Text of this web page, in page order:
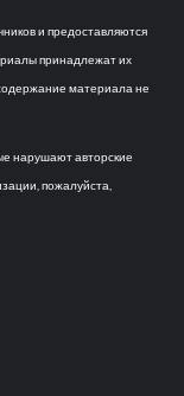
и предоставляются
принадлежат их
материала не
нарушают авторские
пожалуйста,